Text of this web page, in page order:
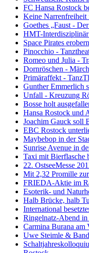
FC Hansa Rostock
Keine
Goethes „Faust -
HMT-
Space Pirates
Pinocchio -
Romeo und Julia -
Dornröschen -
Primäraffekt -
Gunther Emmerlich
Unfall - Kreuzung
Bosse holt
Hansa Rostock und
Joachim Gauck soll
EBC Rostock
Maybebop in der
Sunrise Avenue in
Taxi mit Bierflasche
22. OstseeMesse
Mit 2,32 Promille
FRIEDA-Aktie im
Esoterik- und
Halb Brücke, halb
International
Ringelnatz-Abend in
Carmina Burana am
Uwe Steimle &